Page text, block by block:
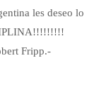
les deseo lo
Fripp.-